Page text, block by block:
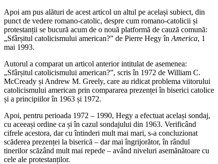
Apoi am pus alături de acest articol un altul pe același subiect, din
punct de vedere romano-catolic, despre cum romano-catolicii și
protestanții se bucură acum de o nouă platformă de cauză comună:
„Sfârșitul catolicismului american?” de Pierre Hegy în America, 1
mai 1993.
Autorul a comparat un articol anterior intitulat de asemenea:
„Sfârșitul catolicismului american?”, scris în 1972 de William C.
McCready și Andrew M. Greely, care au ridicat problema viitorului
catolicismului american prin compararea prezenței în biserici catolice
și a principiilor în 1963 și 1972.
Apoi, pentru perioada 1972 – 1990, Hegy a efectuat același sondaj,
cu aceeași ordine ca și în cazul sondajului din 1963. Verificând
cifrele acestora, dar cu întinderi mult mai mari, s-a concluzionat
scăderea prezenței la biserică – dar mai îngrijorător, în rândul
tinerilor scăzând mult mai repede – având niveluri asemănătoare cu
cele ale protestanților.